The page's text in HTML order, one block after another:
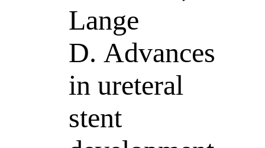
Lange
D. Advances
in ureteral
stent